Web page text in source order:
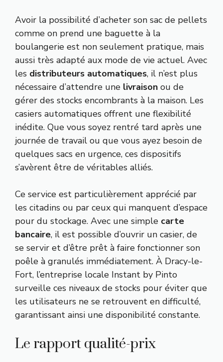
Avoir la possibilité d’acheter son sac de pellets
comme on prend une baguette à la
boulangerie est non seulement pratique, mais
aussi très adapté aux mode de vie actuel. Avec
les distributeurs automatiques, il n’est plus
nécessaire d’attendre une livraison ou de
gérer des stocks encombrants à la maison. Les
casiers automatiques offrent une flexibilité
inédite. Que vous soyez rentré tard après une
journée de travail ou que vous ayez besoin de
quelques sacs en urgence, ces dispositifs
s’avèrent être de véritables alliés.
Ce service est particulièrement apprécié par
les citadins ou par ceux qui manquent d’espace
pour du stockage. Avec une simple carte
bancaire, il est possible d’ouvrir un casier, de
se servir et d’être prêt à faire fonctionner son
poêle à granulés immédiatement. À Dracy-le-
Fort, l’entreprise locale Instant by Pinto
surveille ces niveaux de stocks pour éviter que
les utilisateurs ne se retrouvent en difficulté,
garantissant ainsi une disponibilité constante.
Le rapport qualité-prix